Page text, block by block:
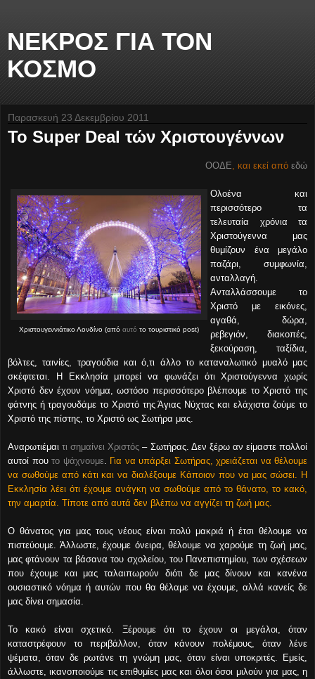
ΝΕΚΡΟΣ ΓΙΑ ΤΟΝ
ΚΟΣΜΟ
Παρασκευή 23 Δεκεμβρίου 2011
Το Super Deal τών Χριστουγέννων
ΟΟΔΕ , και εκεί από εδώ
Χριστουγεννιάτικο Λονδίνο (από αυτό το τουριστικό post)
Ολοένα και
περισσότερο τα
τελευταία χρόνια τα
Χριστούγεννα μας
θυμίζουν ένα μεγάλο
παζάρι, συμφωνία,
ανταλλαγή.
Ανταλλάσσουμε το
Χριστό με εικόνες,
αγαθά, δώρα,
ρεβεγιόν, διακοπές,
ξεκούραση, ταξίδια,
βόλτες, ταινίες, τραγούδια και ό,τι άλλο το καταναλωτικό μυαλό μας
σκέφτεται. Η Εκκλησία μπορεί να φωνάζει ότι Χριστούγεννα χωρίς
Χριστό δεν έχουν νόημα, ωστόσο περισσότερο βλέπουμε το Χριστό της
φάτνης ή τραγουδάμε το Χριστό της Άγιας Νύχτας και ελάχιστα ζούμε το
Χριστό της πίστης, το Χριστό ως Σωτήρα μας.
Αναρωτιέμαιτι σημαίνει Χριστός – Σωτήρας. Δεν ξέρω αν είμαστε πολλοί
αυτοί που το ψάχνουμε.
Για να υπάρξει Σωτήρας, χρειάζεται να θέλουμε
να σωθούμε από κάτι και να διαλέξουμε Κάποιον που να μας σώσει. Η
Εκκλησία λέει ότι έχουμε ανάγκη να σωθούμε από το θάνατο, το κακό,
την αμαρτία. Τίποτε από αυτά δεν βλέπω να αγγίζει τη ζωή μας.
Ο θάνατος για μας τους νέους είναι πολύ μακριά ή έτσι θέλουμε να
πιστεύουμε. Άλλωστε, έχουμε όνειρα, θέλουμε να χαρούμε τη ζωή μας,
μας φτάνουν τα βάσανα του σχολείου, του Πανεπιστημίου, των σχέσεων
που έχουμε και μας ταλαιπωρούν διότι δε μας δίνουν και κανένα
ουσιαστικό νόημα ή αυτών που θα θέλαμε να έχουμε, αλλά κανείς δε
μας δίνει σημασία.
Το κακό είναι σχετικό. Ξέρουμε ότι το έχουν οι μεγάλοι, όταν
καταστρέφουν το περιβάλλον, όταν κάνουν πολέμους, όταν λένε
ψέματα, όταν δε ρωτάνε τη γνώμη μας, όταν είναι υποκριτές. Εμείς,
άλλωστε, ικανοποιούμε τις επιθυμίες μας και όλοι όσοι μιλούν για μας, η